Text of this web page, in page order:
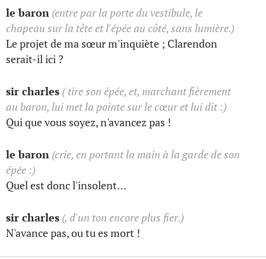
le baron (entre par la porte du vestibule, le
chapeau sur la tête et l'épée au côté, sans lumière.)
Le projet de ma sœur m'inquiète ; Clarendon
serait-il ici ?
sir charles ( tire son épée, et, marchant fièrement
au baron, lui met la pointe sur le cœur et lui dit :)
Qui que vous soyez, n'avancez pas !
le baron (crie, en portant la main à la garde de son
épée :)
Quel est donc l'insolent…
sir charles (, d'un ton encore plus fier.)
N'avance pas, ou tu es mort !